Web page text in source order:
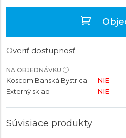
Overiť dostupnosť
NA OBJEDNÁVKU
Koscom Banská Bystrica
NIE
Externý sklad
NIE
Súvisiace produkty